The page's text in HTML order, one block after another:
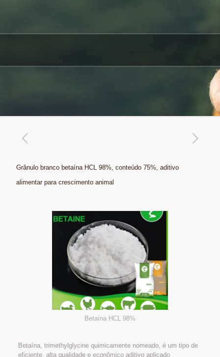
Grânulo branco betaína HCL 98%, conteúdo 75%, aditivo
alimentar para crescimento animal
Betaína HCL 98%
Betaína, trimethylglycine quimicamente nomeado, é um tipo de
eficiente, alta qualidade e econômico aditivo aplicado